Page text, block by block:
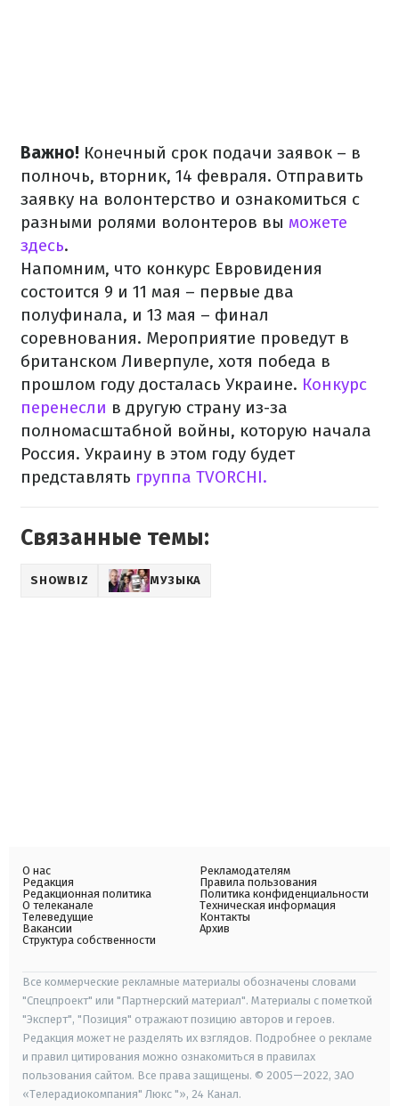
Важно! Конечный срок подачи заявок – в
полночь, вторник, 14 февраля. Отправить
заявку на волонтерство и ознакомиться с
разными ролями волонтеров вы можете
здесь.
Напомним, что конкурс Евровидения
состоится 9 и 11 мая – первые два
полуфинала, и 13 мая – финал
соревнования. Мероприятие проведут в
британском Ливерпуле, хотя победа в
прошлом году досталась Украине. Конкурс
перенесли в другую страну из-за
полномасштабной войны, которую начала
Россия. Украину в этом году будет
представлять группа TVORCHI.
Связанные темы:
SHOWBIZ МУЗЫКА
О нас
Редакция
Редакционная политика
О телеканале
Телеведущие
Вакансии
Структура собственности
Рекламодателям
Правила пользования
Политика конфиденциальности
Техническая информация
Контакты
Архив
Все коммерческие рекламные материалы обозначены словами
"Спецпроект" или "Партнерский материал". Материалы с пометкой
"Эксперт", "Позиция" отражают позицию авторов и героев.
Редакция может не разделять их взглядов. Подробнее о рекламе
и правил цитирования можно ознакомиться в правилах
пользования сайтом. Все права защищены. © 2005—2022, ЗАО
«Телерадиокомпания" Люкс "», 24 Канал.